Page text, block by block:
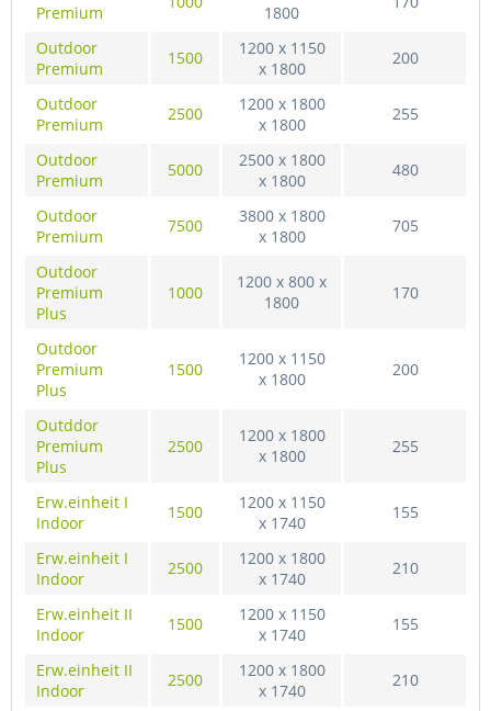
Premium
1800
Outdoor
Premium
1500
1200 x 1150
x 1800
200
Outdoor
Premium
2500
1200 x 1800
x 1800
255
Outdoor
Premium
5000
2500 x 1800
x 1800
480
Outdoor
Premium
7500
3800 x 1800
x 1800
705
Outdoor
Premium
Plus
1000
1200 x 800 x
1800
170
Outdoor
Premium
Plus
1500
1200 x 1150
x 1800
200
Outddor
Premium
Plus
2500
1200 x 1800
x 1800
255
Erw.einheit I
Indoor
1500
1200 x 1150
x 1740
155
Erw.einheit I
Indoor
2500
1200 x 1800
x 1740
210
Erw.einheit II
Indoor
1500
1200 x 1150
x 1740
155
Erw.einheit II
Indoor
2500
1200 x 1800
x 1740
210